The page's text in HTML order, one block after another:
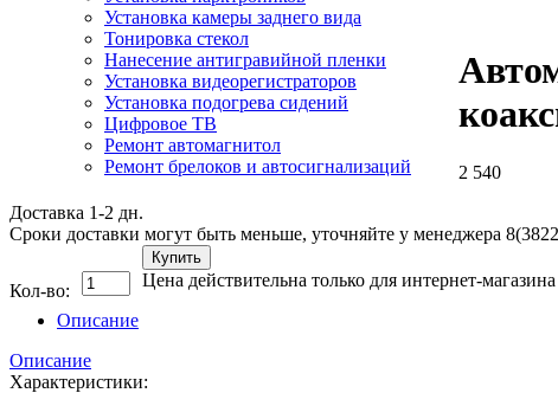
Установка камеры заднего вида
Тонировка стекол
Нанесение антигравийной пленки
Установка видеорегистраторов
Установка подогрева сидений
Цифровое ТВ
Ремонт автомагнитол
Ремонт брелоков и автосигнализаций
2 540
Доставка 1-2 дн.
Сроки доставки могут быть меньше, уточняйте у менеджера
Кол-во:
Купить
Цена действительна только для интернет-
Описание
Описание
Характеристики: